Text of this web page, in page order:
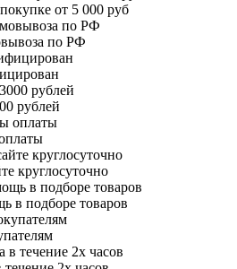
от 5 000 руб
по РФ
рублей
круглосуточно
в подборе товаров